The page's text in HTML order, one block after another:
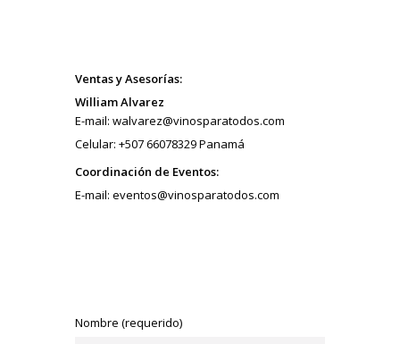
Ventas y Asesorías:
William Alvarez
E-mail: walvarez@vinosparatodos.com
Celular: +507 66078329 Panamá
Coordinación de Eventos:
E-mail: eventos@vinosparatodos.com
Nombre (requerido)